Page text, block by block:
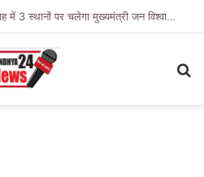
Mauganj News : अगस्त माह में 3 स्थानों पर चलेगा मुख्यमंत्री जन विश्वास अभियान